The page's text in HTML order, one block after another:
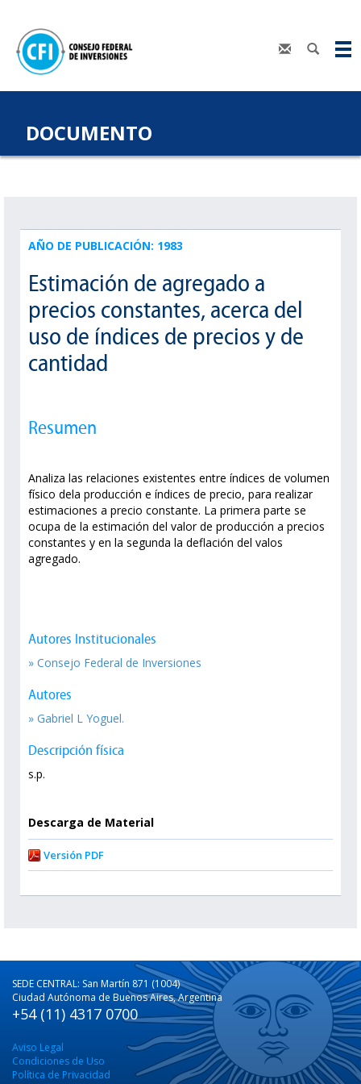
DOCUMENTO
AÑO DE PUBLICACIÓN: 1983
Estimación de agregado a
precios constantes, acerca del
uso de índices de precios y de
cantidad
Resumen
Analiza las relaciones existentes entre índices de volumen
físico dela producción e índices de precio, para realizar
estimaciones a precio constante. La primera parte se
ocupa de la estimación del valor de producción a precios
constantes y en la segunda la deflación del valos
agregado.
Autores Institucionales
» Consejo Federal de Inversiones
Autores
» Gabriel L Yoguel.
Descripción física
s.p.
Descarga de Material
Versión PDF
SEDE CENTRAL: San Martín 871 (1004)
Ciudad Autónoma de Buenos Aires, Argentina
+54 (11) 4317 0700
Aviso Legal
Condiciones de Uso
Política de Privacidad